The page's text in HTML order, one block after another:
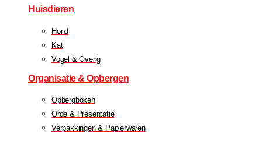
Huisdieren
Hond
Kat
Vogel & Overig
Organisatie & Opbergen
Opbergboxen
Orde & Presentatie
Verpakkingen & Papierwaren